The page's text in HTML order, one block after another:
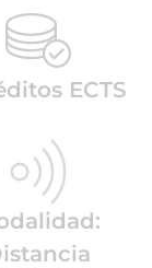
ECTS